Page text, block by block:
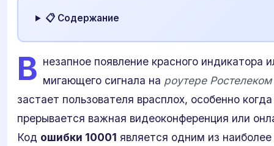
📋 Содержание
В незапное появление красного индикатора
мигающего сигнала на роутере Ростелеком
застает пользователя врасплох, особенно когда
прерывается важная видеоконференция или
Код ошибки 10001 является одним из наиболее